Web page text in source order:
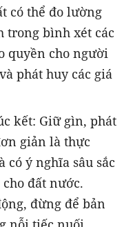
có thể đo lường
trong bình xét các
quyền cho người
phát huy các giá
kết: Giữ gìn, phát
giản là thực
có ý nghĩa sâu sắc
đất nước.
đừng để bản